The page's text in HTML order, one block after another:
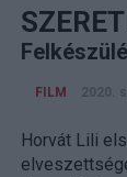
FILM 2020.
Horvát Lili